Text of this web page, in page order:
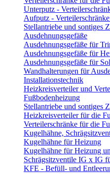
Unterputz -
Aufputz -
Stellantriebe und sontiges
Ausdehnungsgefäße
Ausdehnungsgefäße für
Ausdehnungsgefäße für
Ausdehnungsgefäße für
Wandhalterungen für
Installationstechnik
Heizkreisverteiler und
Fußbodenheizung
Stellantriebe und sontiges
Heizkreisverteiler für die
Verteilerschränke für die
Kugelhähne,
Kugelhähne für Heizung
Kugelhähne für Heizung
Schrägsitzventile IG x IG
KFE - Befüll- und